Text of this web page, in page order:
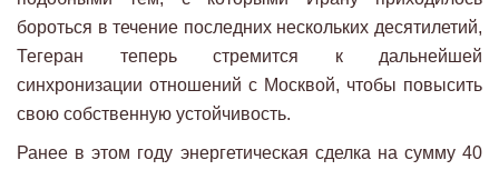
бороться в течение последних нескольких десятилетий,
Тегеран теперь стремится к дальнейшей
синхронизации отношений с Москвой, чтобы повысить
свою собственную устойчивость.
Ранее в этом году энергетическая сделка на сумму 40